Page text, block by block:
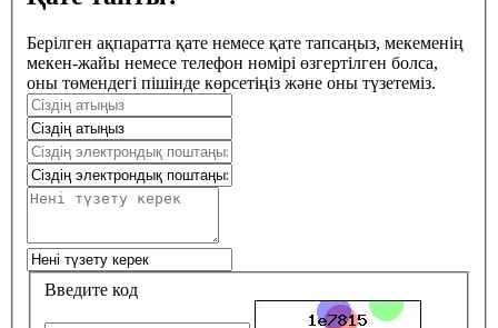
Берілген ақпаратта қате немесе қате тапсаңыз, мекеменің
мекен-жайы немесе телефон нөмірі өзгертілген болса,
оны төмендегі пішінде көрсетіңіз және оны түзетеміз.
Введите код